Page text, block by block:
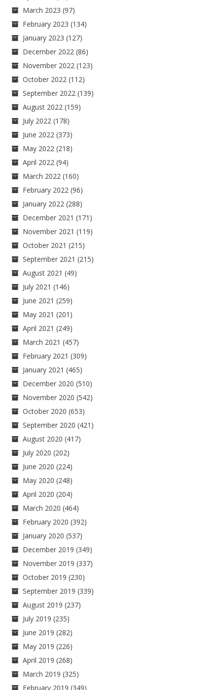
March 2023 (97)
February 2023 (134)
January 2023 (127)
December 2022 (86)
November 2022 (123)
October 2022 (112)
September 2022 (139)
August 2022 (159)
July 2022 (178)
June 2022 (373)
May 2022 (218)
April 2022 (94)
March 2022 (160)
February 2022 (96)
January 2022 (288)
December 2021 (171)
November 2021 (119)
October 2021 (215)
September 2021 (215)
August 2021 (49)
July 2021 (146)
June 2021 (259)
May 2021 (201)
April 2021 (249)
March 2021 (457)
February 2021 (309)
January 2021 (465)
December 2020 (510)
November 2020 (542)
October 2020 (653)
September 2020 (421)
August 2020 (417)
July 2020 (202)
June 2020 (224)
May 2020 (248)
April 2020 (204)
March 2020 (464)
February 2020 (392)
January 2020 (537)
December 2019 (349)
November 2019 (337)
October 2019 (230)
September 2019 (339)
August 2019 (237)
July 2019 (235)
June 2019 (282)
May 2019 (226)
April 2019 (268)
March 2019 (325)
February 2019 (349)